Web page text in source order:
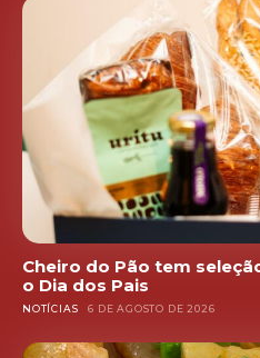
Cheiro do Pão tem
o Dia dos Pais
NOTÍCIAS 6 DE AGOSTO DE 2026